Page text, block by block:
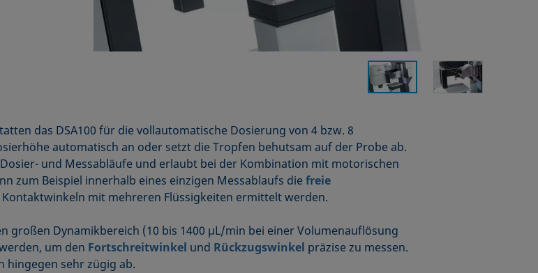
das DSA100 für die vollautomatische Dosierung von 4 bzw. 8
automatisch an oder setzt die Tropfen behutsam auf der Probe ab.
und Messabläufe und erlaubt bei der Kombination mit motorischen
zum Beispiel innerhalb eines einzigen Messablaufs diefreie
mit mehreren Flüssigkeiten ermittelt werden.
großen Dynamikbereich (10 bis 1400 µL/min bei einer Volumenauflösung
um den Fortschreitwinkel und Rückzugswinkel präzise zu messen.
hingegen sehr zügig ab.